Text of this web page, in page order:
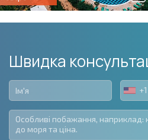
Швидка
+1
+1